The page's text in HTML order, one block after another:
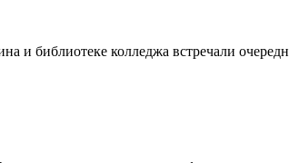
и библиотеке колледжа встречали